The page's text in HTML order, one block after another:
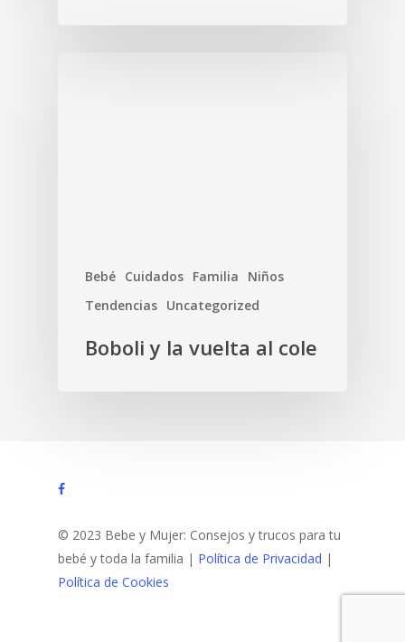
Bebé Cuidados Familia
Niños
Tendencias Uncategorized
Boboli y la vuelta al cole
facebook
© 2023 Bebe y Mujer: Consejos y trucos para tu
bebé y toda la familia | Política de Privacidad |
Política de Cookies